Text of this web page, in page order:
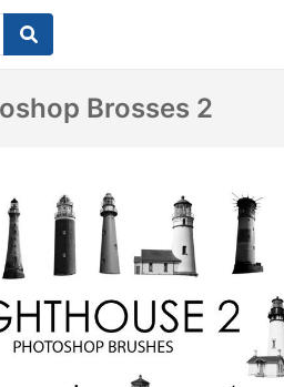
Brosses 2